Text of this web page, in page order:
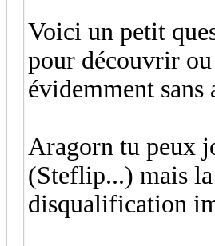
Voici un petit
pour découvrir ou
évidemment
Aragorn tu peux
(Steflip...) mais
disqualification